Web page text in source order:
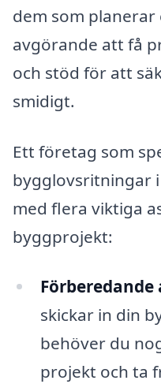
dem som
avgörande att få
och stöd för att
smidigt.
Ett företag som
bygglovsritningar
med flera viktiga
byggprojekt:
Förberedande
skickar in din
behöver du
projekt och ta